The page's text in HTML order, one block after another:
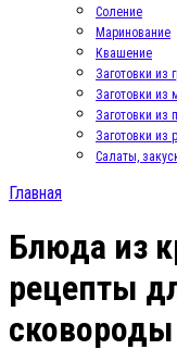
Соление
Маринование
Квашение
Заготовки из
Заготовки из
Заготовки из
Заготовки из
Салаты,
Главная
Блюда из
рецепты